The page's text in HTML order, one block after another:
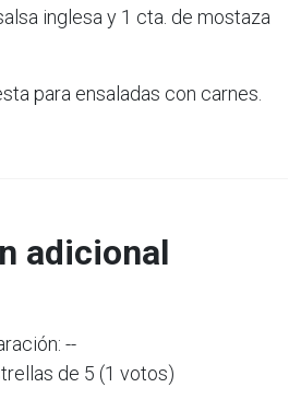
inglesa y 1 cta. de mostaza
para ensaladas con carnes.
adicional
--
de 5 (1 votos)